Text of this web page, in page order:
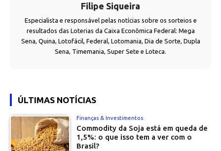
Filipe Siqueira
Especialista e responsável pelas notícias sobre os sorteios e
resultados das Loterias da Caixa Econômica Federal: Mega
Sena, Quina, Lotofácil, Federal, Lotomania, Dia de Sorte, Dupla
Sena, Timemania, Super Sete e Loteca.
ÚLTIMAS NOTÍCIAS
Finanças & Investimentos
Commodity da Soja está em queda de
1,5%: o que isso tem a ver com o
Brasil?